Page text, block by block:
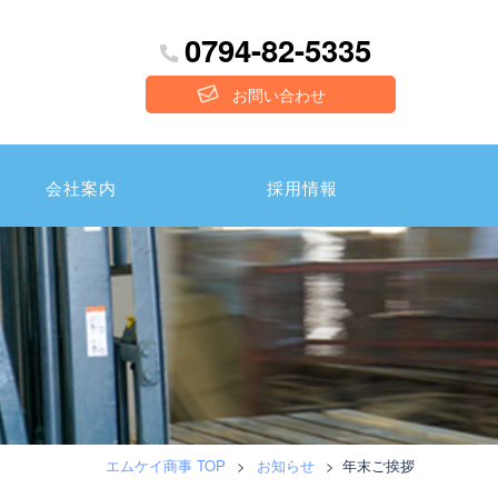
0794-82-5335
お問い合わせ
会社案内 採用情報
エムケイ商事 TOP > お知らせ > 年末ご挨拶